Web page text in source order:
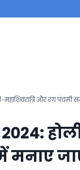
और रंग पंचमी